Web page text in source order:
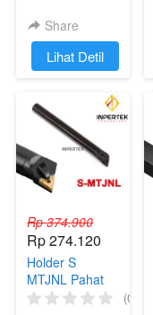
Share
`Lihat Detil
Rp 374.900
Rp 274.120
Holder S
MTJNL Pahat
Bubut Kiri
(0)